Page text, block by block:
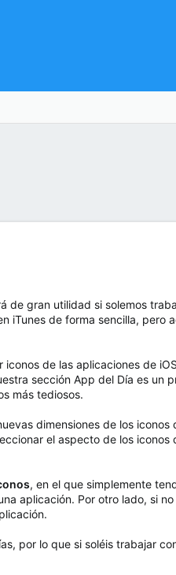
de gran utilidad si solemos
iTunes de forma sencilla,
de las aplicaciones de
sección App del Día es
más tediosos.
dimensiones de los iconos
el aspecto de los
, en el que simplemente
aplicación. Por otro lado, si
por lo que si soléis trabajar